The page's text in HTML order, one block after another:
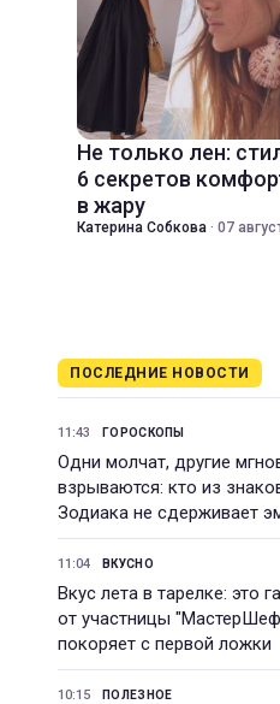
Не только лен:
6 секретов
в жару
Катерина Собкова · 07
ПОСЛЕДНИЕ НОВОСТИ
11:43 ГОРОСКОПЫ
Одни молчат, другие
взрываются: кто из
Зодиака не сдерживает
11:04 ВКУСНО
Вкус лета в тарелке: это
от участницы
покоряет с первой ложки
10:15 ПОЛЕЗНОЕ